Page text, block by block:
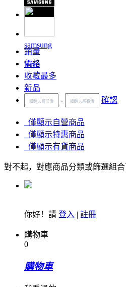
samsung
Vivo
銷量
價格
收藏最多
新品
-
確認
僅顯示自營商品
僅顯示特惠商品
僅顯示有貨商品
對不起，對應商品分類或篩選組
你好！請 登入 | 註冊
購物車
0
購物車